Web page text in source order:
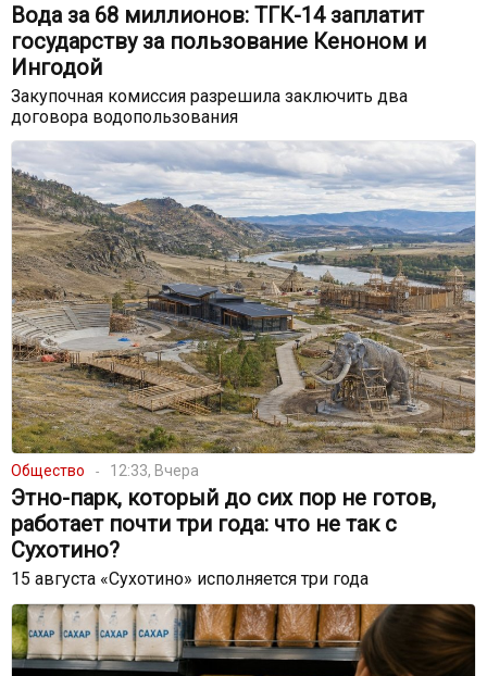
Вода за 68 миллионов: ТГК-14 заплатит
государству за пользование Кеноном и
Ингодой
Закупочная комиссия разрешила заключить два
договора водопользования
Общество 12:33, Вчера
Этно-парк, который до сих пор не готов,
работает почти три года: что не так с
Сухотино?
15 августа «Сухотино» исполняется три года